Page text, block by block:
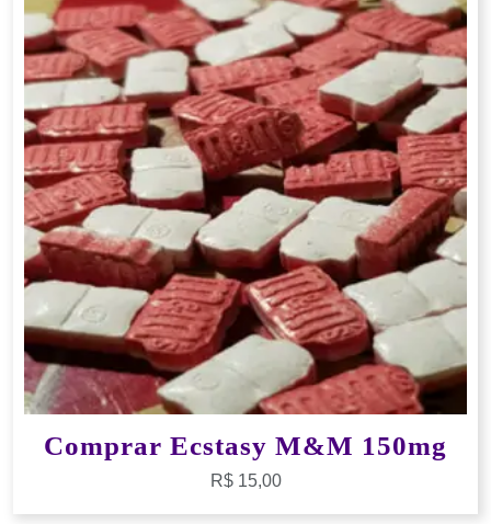
Comprar Ecstasy M&M 150mg
R$15,00